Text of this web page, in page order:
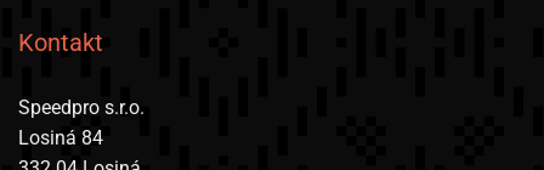
Kontakt
Speedpro s.r.o.
Losiná 84